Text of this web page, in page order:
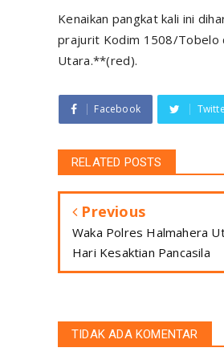
Kenaikan pangkat kali ini
prajurit Kodim 1508/Tobelo
Utara.**(red).
Facebook
RELATED POSTS
Previous
Waka Polres Halmahera
Hari Kesaktian Pancasila
TIDAK ADA KOMENTAR